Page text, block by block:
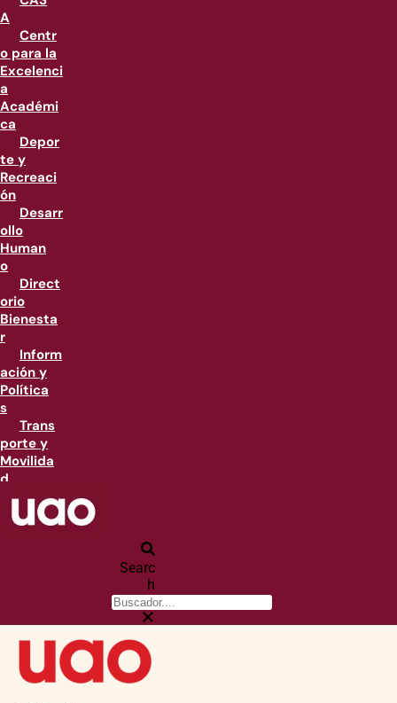
A
Centr
o para la
Excelenci
a
Académi
ca
Depor
te y
Recreaci
ón
Desarr
ollo
Human
o
Direct
orio
Bienesta
r
Inform
ación y
Política
s
Trans
porte y
Movilida
d
Searc
h